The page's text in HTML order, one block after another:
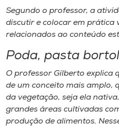
A+
A-
Segundo o professor, a
discutir e colocar em prática
relacionados ao conteúdo
Poda, pasta
O professor Gilberto explica
de um conceito mais amplo,
da vegetação, seja ela
grandes áreas cultivadas
produção de alimentos.